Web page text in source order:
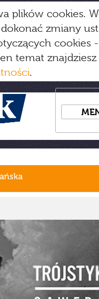
plików cookies.
zmiany
cookies
temat
.